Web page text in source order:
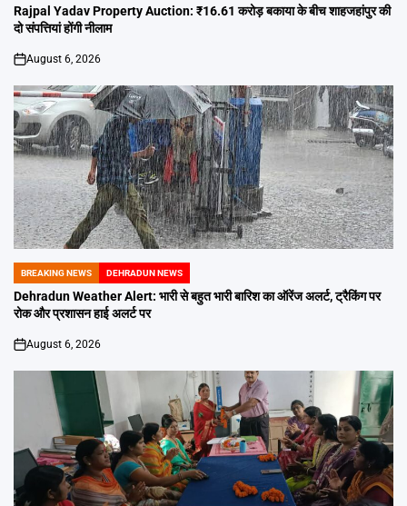
IN
Rajpal Yadav Property Auction: ₹16.61 करोड़ बकाया के बीच शाहजहांपुर की
दो संपत्तियां होंगी नीलाम
on
August 6, 2026
POSTED
IN
BREAKING NEWS DEHRADUN NEWS
Dehradun Weather Alert: भारी से बहुत भारी बारिश का ऑरेंज अलर्ट, ट्रैकिंग पर
रोक और प्रशासन हाई अलर्ट पर
on
August 6, 2026